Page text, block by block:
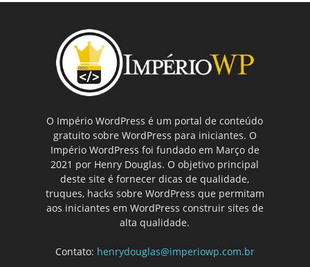
O Império WordPress é um portal de conteúdo
gratuito sobre WordPress para iniciantes. O
Império WordPress foi fundado em Março de
2021 por Henry Douglas. O objetivo principal
deste site é fornecer dicas de qualidade,
truques, hacks sobre WordPress que permitam
aos iniciantes em WordPress construir sites de
alta qualidade.
Contato: henrydouglas@imperiowp.com.br